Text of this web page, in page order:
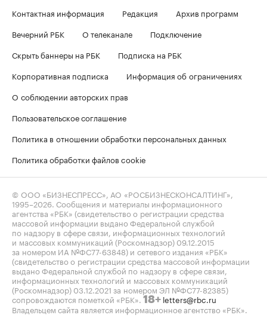
Контактная информация Редакция
Архив программ
Вечерний РБК
О телеканале
Подключение
Скрыть баннеры на РБК
Подписка на РБК
Корпоративная подписка
Информация об ограничениях
О соблюдении авторских прав
Пользовательское соглашение
Политика в отношении обработки персональных данных
Политика обработки файлов cookie
© ООО «БИЗНЕСПРЕСС», АО «РОСБИЗНЕСКОНСАЛТИНГ»,
1995–2026 . Сообщения и материалы информационного
агентства «РБК» (свидетельство о регистрации средства
массовой информации выдано Федеральной службой
по надзору в сфере связи, информационных технологий
и массовых коммуникаций (Роскомнадзор) 09.12.2015
за номером ИА №ФС77-63848) и сетевого издания «РБК»
(свидетельство о регистрации средства массовой информации
выдано Федеральной службой по надзору в сфере связи,
информационных технологий и массовых коммуникаций
(Роскомнадзор) 03.12.2021 за номером ЭЛ №ФС77-82385)
сопровождаются пометкой «РБК». 18+ letters@rbc.ru
Владельцем сайта является информационное агентство «РБК».